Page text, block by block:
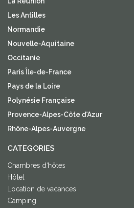
Les Antilles
Normandie
Nouvelle-Aquitaine
Occitanie
Paris Île-de-France
Pays de la Loire
Polynésie Française
Provence-Alpes-Côte d'Azur
Rhône-Alpes-Auvergne
CATEGORIES
Chambres d'hôtes
Hôtel
Location de vacances
Camping